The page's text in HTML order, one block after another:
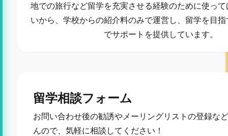
地での旅行など留学を充実させる経験のために使っ
いから、学校からの紹介料のみで運営し、留学を目
でサポートを提供しています。
留学相談フォーム
お問い合わせ後の勧誘やメーリングリストの登録な
んので、気軽に相談してください！